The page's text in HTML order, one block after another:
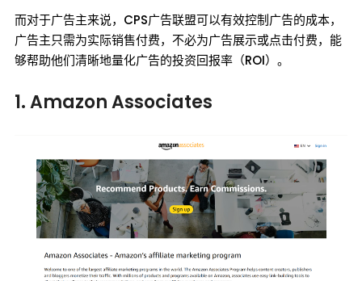
而对于广告主来说，CPS广告联盟可以有效控制广告的成本，
广告主只需为实际销售付费，不必为广告展示或点击付费，能
够帮助他们清晰地量化广告的投资回报率（ROI）。
1. Amazon Associates